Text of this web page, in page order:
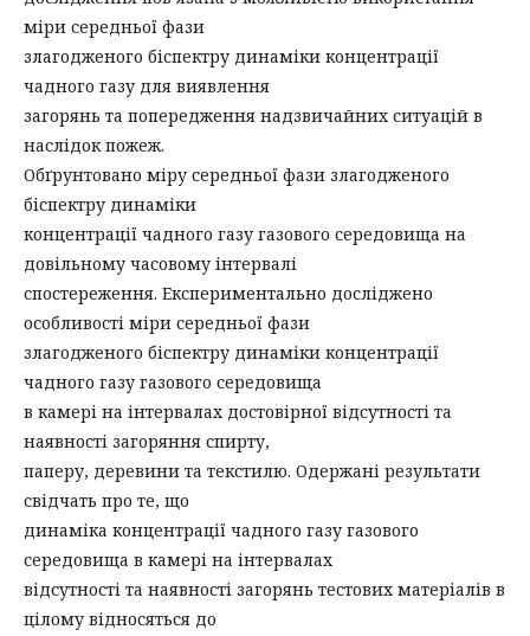
міри середньої фази
злагодженого біспектру динаміки концентрації
чадного газу для виявлення
загорянь та попередження надзвичайних ситуацій в
наслідок пожеж.
Обґрунтовано міру середньої фази злагодженого
біспектру динаміки
концентрації чадного газу газового середовища на
довільному часовому інтервалі
спостереження. Експериментально досліджено
особливості міри середньої фази
злагодженого біспектру динаміки концентрації
чадного газу газового середовища
в камері на інтервалах достовірної відсутності та
наявності загоряння спирту,
паперу, деревини та текстилю. Одержані результати
свідчать про те, що
динаміка концентрації чадного газу газового
середовища в камері на інтервалах
відсутності та наявності загорянь тестових матеріалів в
цілому відносяться до